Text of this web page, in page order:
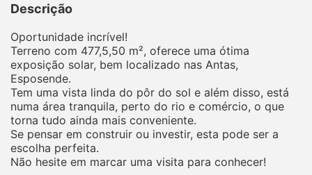
Descrição
Oportunidade incrível!
Terreno com 477,5,50 m², oferece uma ótima
exposição solar, bem localizado nas Antas,
Esposende.
Tem uma vista linda do pôr do sol e além disso, está
numa área tranquila, perto do rio e comércio, o que
torna tudo ainda mais conveniente.
Se pensar em construir ou investir, esta pode ser a
escolha perfeita.
Não hesite em marcar uma visita para conhecer!